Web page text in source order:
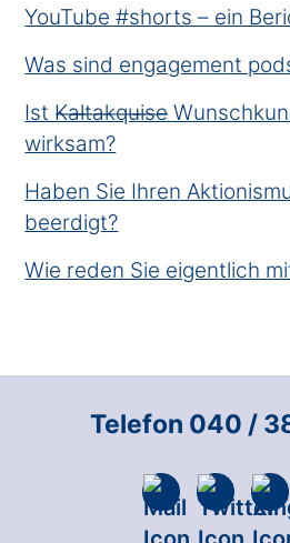
YouTube #shorts – ein
Was sind engagement
Ist K̶a̶l̶t̶a̶k̶q̶u̶i̶s̶e̶
wirksam?
Haben Sie Ihren
beerdigt?
Wie reden Sie eigentlich
Telefon 040 /